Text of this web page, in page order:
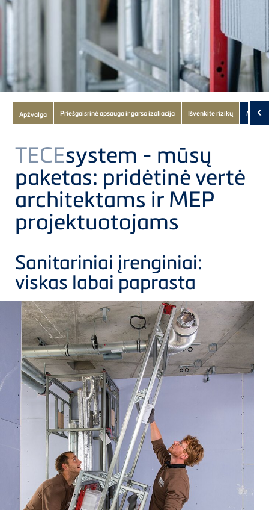
Subnavigation
of
current
Product
Apžvalga Priešgaisrinė apsauga ir garso izoliacija Išvenkite rizikų Mūsų
‹
TECEsystem - mūsų
paketas: pridėtinė vertė
architektams ir MEP
projektuotojams
Sanitariniai įrenginiai:
viskas labai paprasta